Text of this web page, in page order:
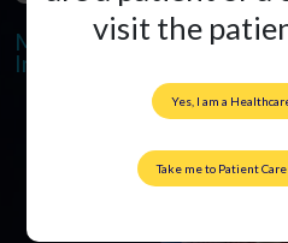
visit the
Yes, I am a
Take me to Patient
Mehr
Implantat nach dem